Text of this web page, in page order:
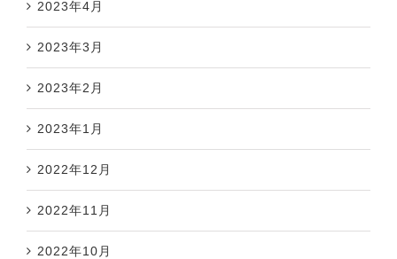
2023年4月
2023年3月
2023年2月
2023年1月
2022年12月
2022年11月
2022年10月